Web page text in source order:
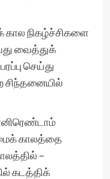
நிகழ்ச்சிகளை
வைத்துக்
செய்து
சிந்தனையில்
காலத்தை
–
கடத்திக்